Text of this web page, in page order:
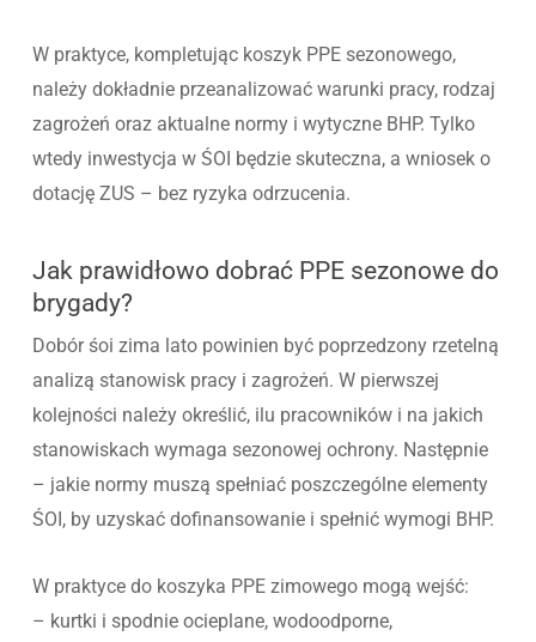
W praktyce, kompletując koszyk PPE sezonowego,
należy dokładnie przeanalizować warunki pracy, rodzaj
zagrożeń oraz aktualne normy i wytyczne BHP. Tylko
wtedy inwestycja w ŚOI będzie skuteczna, a wniosek o
dotację ZUS – bez ryzyka odrzucenia.
Jak prawidłowo dobrać PPE sezonowe do
brygady?
Dobór śoi zima lato powinien być poprzedzony rzetelną
analizą stanowisk pracy i zagrożeń. W pierwszej
kolejności należy określić, ilu pracowników i na jakich
stanowiskach wymaga sezonowej ochrony. Następnie
– jakie normy muszą spełniać poszczególne elementy
ŚOI, by uzyskać dofinansowanie i spełnić wymogi BHP.
W praktyce do koszyka PPE zimowego mogą wejść:
– kurtki i spodnie ocieplane, wodoodporne,